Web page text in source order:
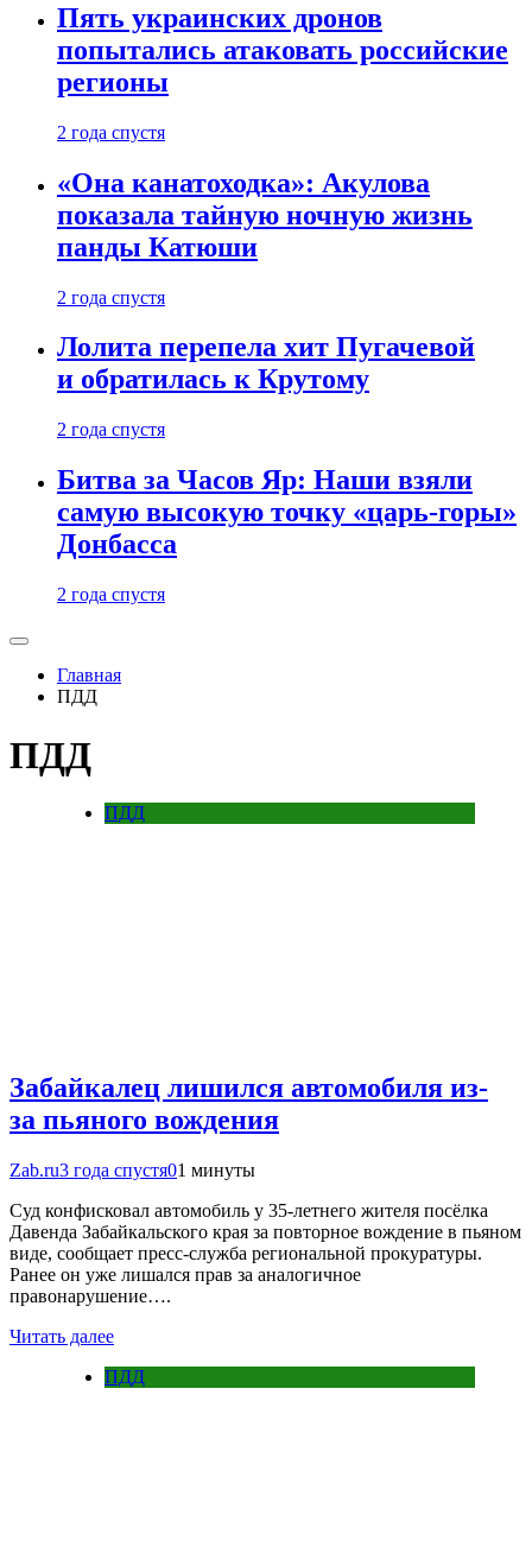
Пять украинских дронов
попытались атаковать российские
регионы
2 года спустя
«Она канатоходка»: Акулова
показала тайную ночную жизнь
панды Катюши
2 года спустя
Лолита перепела хит Пугачевой
и обратилась к Крутому
2 года спустя
Битва за Часов Яр: Наши взяли
самую высокую точку «царь-горы»
Донбасса
2 года спустя
Главная
ПДД
ПДД
ПДД
Забайкалец лишился автомобиля из-
за пьяного вождения
Zab.ru3 года спустя01 минуты
Суд конфисковал автомобиль у 35-летнего жителя посёлка
Давенда Забайкальского края за повторное вождение в пьяном
виде, сообщает пресс-служба региональной прокуратуры.
Ранее он уже лишался прав за аналогичное
правонарушение….
Читать далее
ПДД